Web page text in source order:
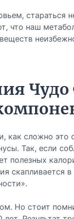
стараться
что наш
сложно это
Так, если
полезных
скапливается
Но стоит